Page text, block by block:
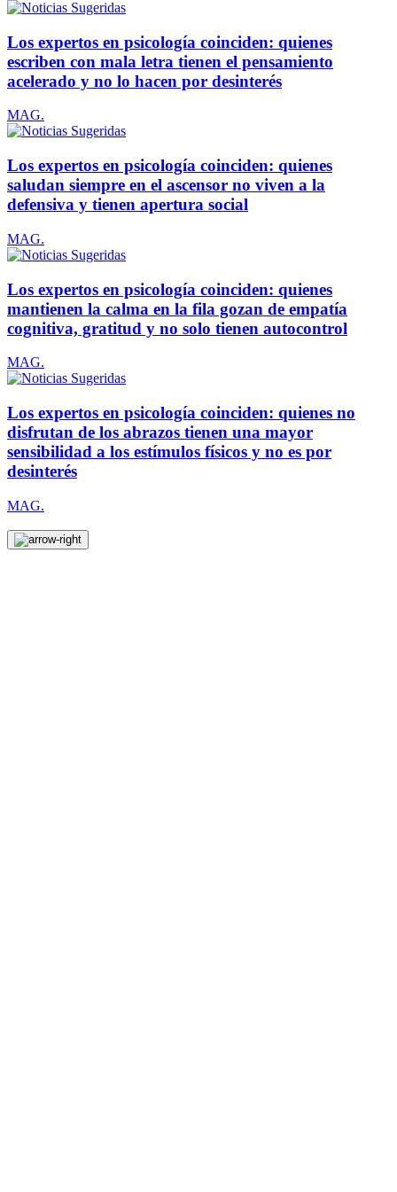
Los expertos en psicología coinciden: quienes
escriben con mala letra tienen el pensamiento
acelerado y no lo hacen por desinterés
MAG.
Los expertos en psicología coinciden: quienes
saludan siempre en el ascensor no viven a la
defensiva y tienen apertura social
MAG.
Los expertos en psicología coinciden: quienes
mantienen la calma en la fila gozan de empatía
cognitiva, gratitud y no solo tienen autocontrol
MAG.
Los expertos en psicología coinciden: quienes no
disfrutan de los abrazos tienen una mayor
sensibilidad a los estímulos físicos y no es por
desinterés
MAG.